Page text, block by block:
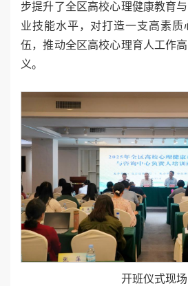
步提升了全区高校心理健康教育
业技能水平，对打造一支高素质
伍，推动全区高校心理育人工作
义。
开班仪式现场